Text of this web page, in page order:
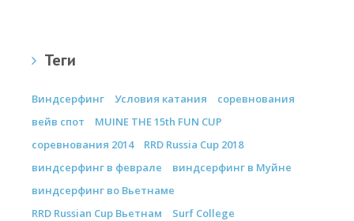
Теги
Виндсерфинг Условия катания
соревнования
вейв спот
MUINE THE 15th FUN CUP
соревнования 2014
RRD Russia Cup 2018
виндсерфинг в феврале
виндсерфинг в Муйне
виндсерфинг во Вьетнаме
RRD Russian Cup Вьетнам
Surf College